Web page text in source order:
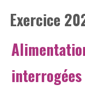
Exercice